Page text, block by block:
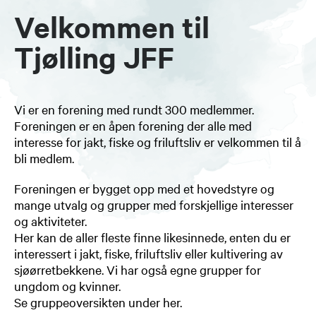
Velkommen til
Tjølling JFF
Vi er en forening med rundt 300 medlemmer.
Foreningen er en åpen forening der alle med
interesse for jakt, fiske og friluftsliv er velkommen til å
bli medlem.
Foreningen er bygget opp med et hovedstyre og
mange utvalg og grupper med forskjellige interesser
og aktiviteter.
Her kan de aller fleste finne likesinnede, enten du er
interessert i jakt, fiske, friluftsliv eller kultivering av
sjøørretbekkene. Vi har også egne grupper for
ungdom og kvinner.
Se gruppeoversikten under her.